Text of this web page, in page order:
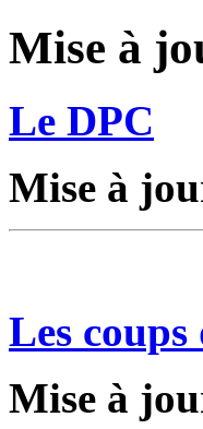
Mise à
Le DPC
Mise à
Les
Mise à